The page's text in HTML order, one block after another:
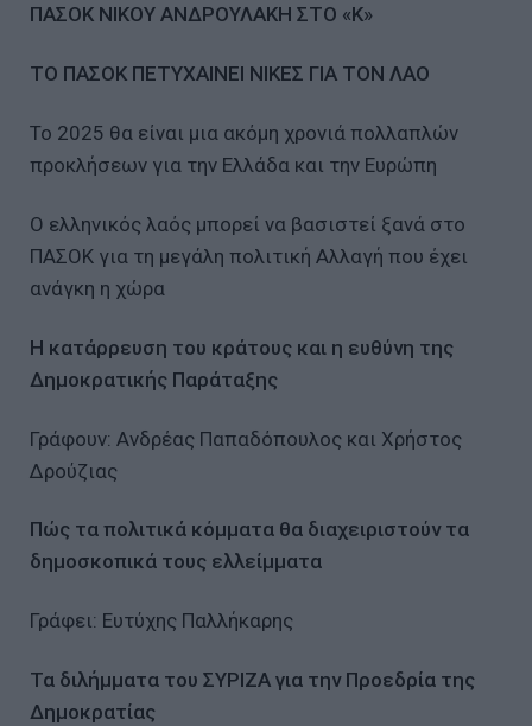
ΠΑΣΟΚ ΝΙΚΟΥ ΑΝΔΡΟΥΛΑΚΗ ΣΤΟ «Κ»
ΤΟ ΠΑΣΟΚ ΠΕΤΥΧΑΙΝΕΙ ΝΙΚΕΣ ΓΙΑ ΤΟΝ ΛΑΟ
Το 2025 θα είναι μια ακόμη χρονιά πολλαπλών
προκλήσεων για την Ελλάδα και την Ευρώπη
Ο ελληνικός λαός μπορεί να βασιστεί ξανά στο
ΠΑΣΟΚ για τη μεγάλη πολιτική Αλλαγή που έχει
ανάγκη η χώρα
Η κατάρρευση του κράτους και η ευθύνη της
Δημοκρατικής Παράταξης
Γράφουν: Ανδρέας Παπαδόπουλος και Χρήστος
Δρούζιας
Πώς τα πολιτικά κόμματα θα διαχειριστούν τα
δημοσκοπικά τους ελλείμματα
Γράφει: Ευτύχης Παλλήκαρης
Τα διλήμματα του ΣΥΡΙΖΑ για την Προεδρία της
Δημοκρατίας